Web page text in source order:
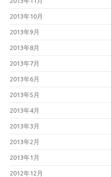
2013年10月
2013年9月
2013年8月
2013年7月
2013年6月
2013年5月
2013年4月
2013年3月
2013年2月
2013年1月
2012年12月